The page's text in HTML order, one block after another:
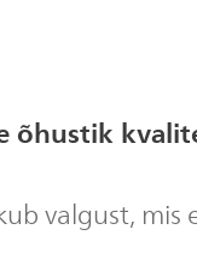
õhustik
valgust, mis